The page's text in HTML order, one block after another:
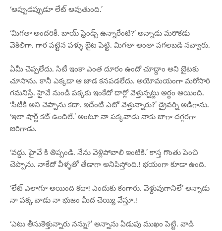
‘అప్పుడప్పుడూ లేట్ అవుతుంది.’
‘మిగతా అందరికీ. బాయ్ ఫ్రెండ్స్ ఉన్నారేంటి?’ అన్నాడు మరొకడు
వెకిలిగా. గార పట్టిన పళ్ళు బైట పెట్టి. మిగతా అంతా పగలబడి నవ్వారు.
ఏమీ చెప్పలేదు. సిటీ ఇంకా ఎంత దూరం ఉందో చూద్దాం అని బైటకు
చూసాను. కానీ ఎక్కడా ఆ జాడ కనపడలేదు. అయోమయంగా మరోసారి
గమనిస్తే. హైవే నుండి పక్కకు ఇంకేదో దార్లో వెళ్తున్నట్టు అర్ధం అయింది.
‘సిటీకి అని చెప్పాను కదా. ఇదేంటి ఎటో వెళ్తున్నారు?’ డ్రైవర్ని అడిగాను.
‘ఇలా షార్ట్ కట్ ఉందిలే.’ అంటూ నా పక్కవాడు నాకు బాగా దగ్గరగా
జరిగాడు.
‘వద్దు. హైవే కి తిప్పండి. నేను వెళ్లిపోవాలి ఇంటికి.’ కాస్త గొంతు పెంచి
చెప్పాను. నాకేదో వీళ్ళతో తేడాగా అనిపిస్తోంది.! భయంగా కూడా ఉంది.
‘లేట్ ఎలాగూ అయింది కదా! ఎందుకు కంగారు. వెళ్దువుగానిలే’ అన్నాడు
నా పక్క వాడు నా భుజం మీద చెయ్యి వేస్తూ.!
‘ఎటు తీసుకెళ్తున్నారు నన్ను?’ అన్నాను ఏడుపు ముఖం పెట్టి. వాడి